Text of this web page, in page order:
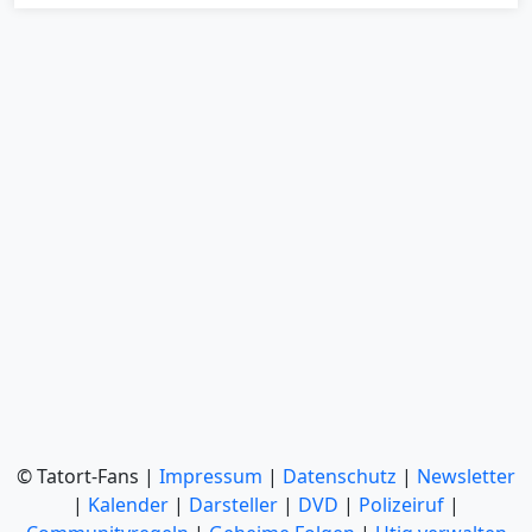
© Tatort-Fans | Impressum | Datenschutz | Newsletter
| Kalender | Darsteller | DVD | Polizeiruf |